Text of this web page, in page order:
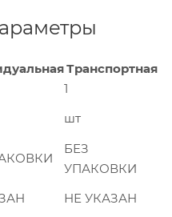
Транспортная
1
шт
БЕЗ
УПАКОВКИ
НЕ УКАЗАН